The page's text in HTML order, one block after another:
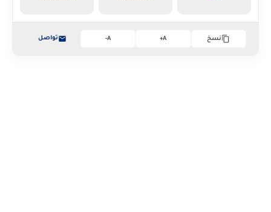
نسخ A+
A- تواصل